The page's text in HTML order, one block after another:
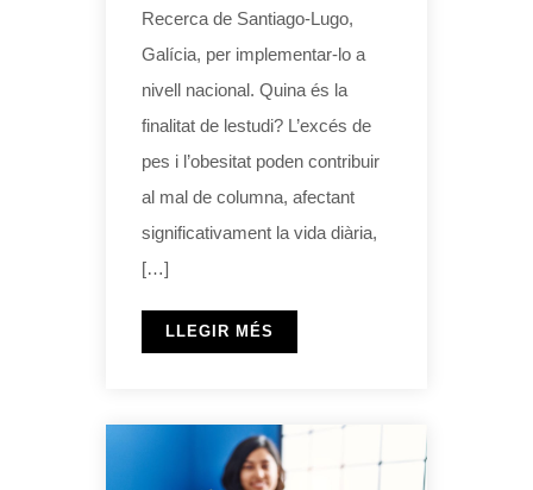
Recerca de Santiago-Lugo,
Galícia, per implementar-lo a
nivell nacional. Quina és la
finalitat de lestudi? L’excés de
pes i l’obesitat poden contribuir
al mal de columna, afectant
significativament la vida diària,
[…]
LLEGIR MÉS